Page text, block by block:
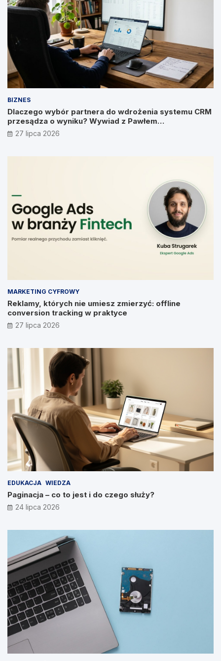
BIZNES
Dlaczego wybór partnera do wdrożenia systemu CRM
przesądza o wyniku? Wywiad z Pawłem
Prymakowskim, CEO IT Vision
27 lipca 2026
MARKETING CYFROWY
Reklamy, których nie umiesz zmierzyć: offline
conversion tracking w praktyce
27 lipca 2026
EDUKACJA WIEDZA
Paginacja – co to jest i do czego służy?
24 lipca 2026